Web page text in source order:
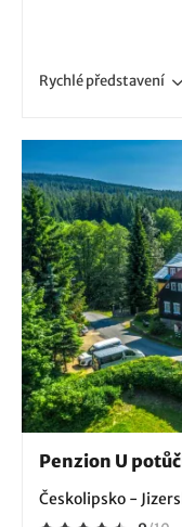
Rychlépředstavení
Penzion U
Českolipsko -